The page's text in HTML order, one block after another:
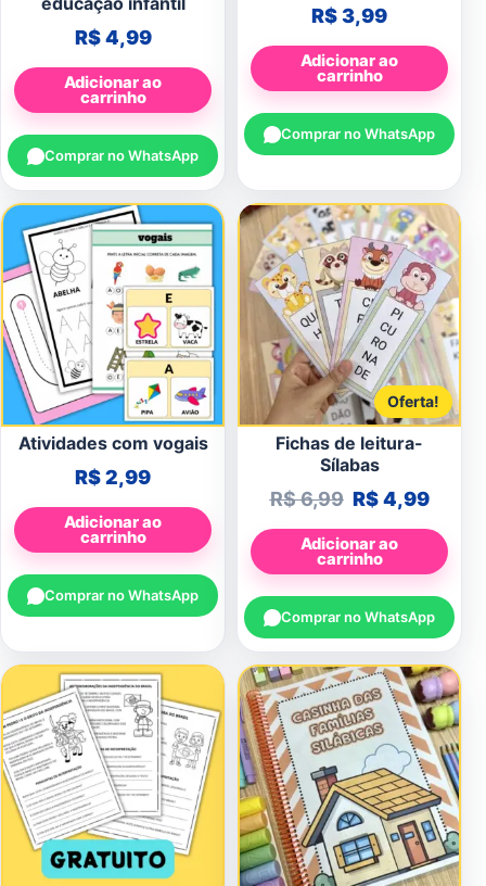
R$4,99
Adicionar ao
carrinho
Comprar no WhatsApp
R$3,99
Adicionar ao
carrinho
Comprar no WhatsApp
Atividades com vogais
R$2,99
Adicionar ao
carrinho
Comprar no WhatsApp
Oferta!
Fichas de leitura-
Sílabas
R$6,99 O preço
R$4,99O
Adicionar ao
carrinho
Comprar no WhatsApp